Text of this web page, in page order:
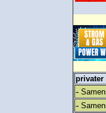
privater
-
-